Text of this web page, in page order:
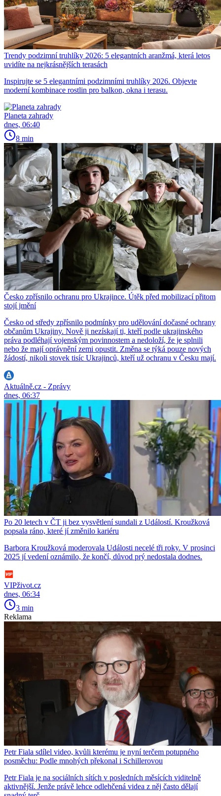
Trendy podzimní truhlíky 2026: 5 elegantních aranžmá, která letos
uvidíte na nejkrásnějších terasách
Inspirujte se 5 elegantními podzimními truhlíky 2026. Objevte
moderní kombinace rostlin pro balkon, okna i terasu.
Planeta zahrady
dnes, 06:40
8 min
Česko zpřísnilo ochranu pro Ukrajince. Útěk před mobilizací přitom
stojí jmění
Česko od středy zpřísnilo podmínky pro udělování dočasné ochrany
občanům Ukrajiny. Nově ji nezískají ti, kteří podle ukrajinského
práva podléhají vojenským povinnostem a nedoloží, že je splnili
nebo že mají oprávnění zemi opustit. Změna se týká pouze nových
žádostí, nikoli stovek tisíc Ukrajinců, kteří už ochranu v Česku mají.
Aktuálně.cz - Zprávy
dnes, 06:37
Po 20 letech v ČT ji bez vysvětlení sundali z Událostí. Kroužková
popsala ráno, které jí změnilo kariéru
Barbora Kroužková moderovala Události necelé tři roky. V prosinci
2025 jí vedení oznámilo, že končí, důvod prý nedostala dodnes.
VIPživot.cz
dnes, 06:34
3 min
Reklama
Petr Fiala sdílel video, kvůli kterému je nyní terčem potupného
posměchu: Podle mnohých překonal i Schillerovou
Petr Fiala je na sociálních sítích v posledních měsících viditelně
aktivnější. Jenže právě lehce odlehčená videa z něj často dělají